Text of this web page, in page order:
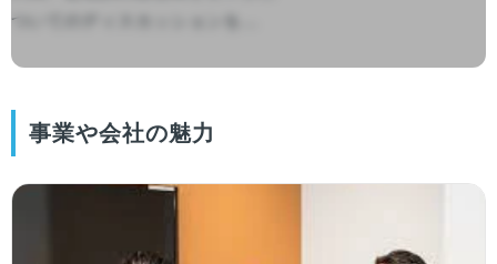
ついてのディスカッションを...
事業や会社の魅力